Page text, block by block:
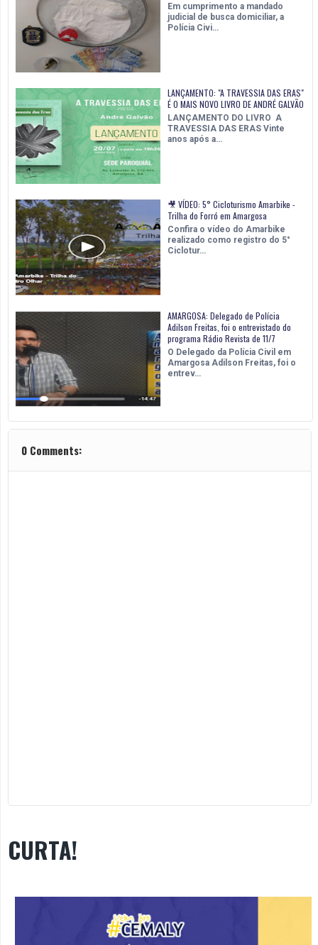
Em cumprimento a mandado
judicial de busca domiciliar, a
Polícia Civi…
LANÇAMENTO: "A TRAVESSIA DAS ERAS"
É O MAIS NOVO LIVRO DE ANDRÉ GALVÃO
LANÇAMENTO DO LIVRO A
TRAVESSIA DAS ERAS Vinte
anos após a…
🎥 VÍDEO: 5° Cicloturismo Amarbike -
Trilha do Forró em Amargosa
Confira o vídeo do Amarbike
realizado como registro do 5°
Ciclotur…
AMARGOSA: Delegado de Polícia
Adilson Freitas, foi o entrevistado do
programa Rádio Revista de 11/7
O Delegado da Polícia Civil em
Amargosa Adilson Freitas, foi o
entrev…
0 Comments:
CURTA!